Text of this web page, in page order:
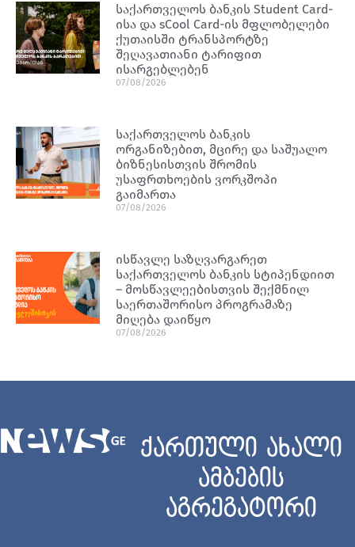
საქართველოს ბანკის Student Card-
ისა და sCool Card-ის მფლობელები
ქუთაისში ტრანსპორტზე
შეღავათიანი ტარიფით
ისარგებლებენ
07/08/2026
საქართველოს ბანკის
ორგანიზებით, მცირე და საშუალო
ბიზნესისთვის შრომის
უსაფრთხოების ვორკშოპი
გაიმართა
07/08/2026
ისწავლე საზღვარგარეთ
საქართველოს ბანკის სტიპენდიით
– მოსწავლეებისთვის შექმნილ
საერთაშორისო პროგრამაზე
მიღება დაიწყო
07/08/2026
ქართული ახალი
ამბების
აგრეგატორი